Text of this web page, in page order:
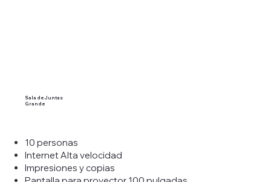
Sala deJuntas
Grande
10 personas
Internet Alta velocidad
Impresiones y copias